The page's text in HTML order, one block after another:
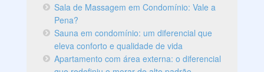
Sala de Massagem em Condomínio: Vale a
Pena?
Sauna em condomínio: um diferencial que
eleva conforto e qualidade de vida
Apartamento com área externa: o diferencial